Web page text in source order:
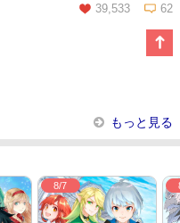
39,533 62
もっと見る
8/7